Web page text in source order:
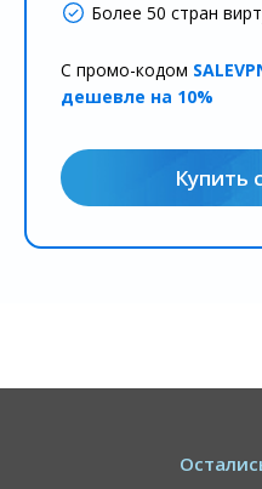
Более 50 стран
С промо-кодом
дешевле на 10%
Купить